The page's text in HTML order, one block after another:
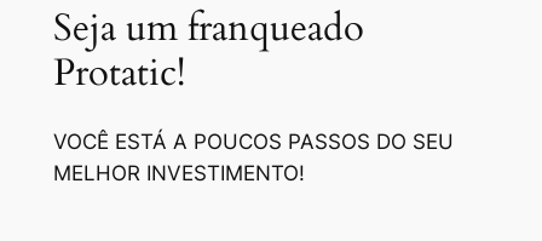
Seja um franqueado
Protatic!
VOCÊ ESTÁ A POUCOS PASSOS DO SEU
MELHOR INVESTIMENTO!